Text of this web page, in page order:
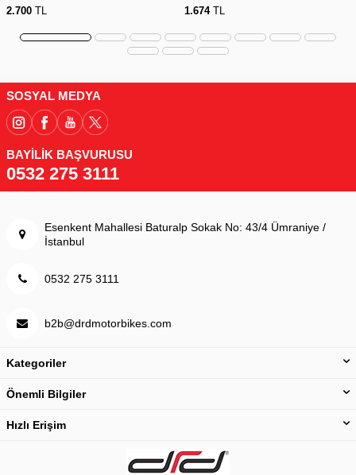
2.700 TL 1.674TL
SOSYAL MEDYA
BAYİLİK BAŞVURUSU
0532 275 3111
Esenkent Mahallesi Baturalp Sokak No: 43/4 Ümraniye /
İstanbul
0532 275 3111
b2b@drdmotorbikes.com
Kategoriler
Önemli Bilgiler
Hızlı Erişim